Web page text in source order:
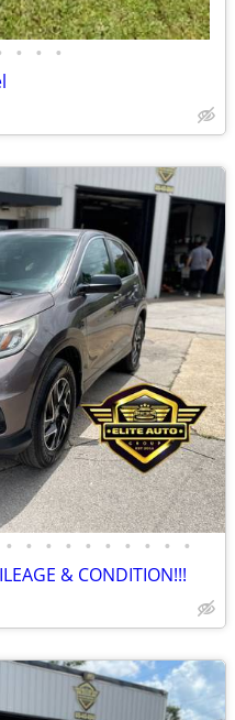
• • •
• • • • • • • • • •
& CONDITION!!!